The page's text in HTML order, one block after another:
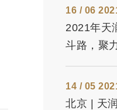
16 / 06
2021年天
斗路，聚
14 / 05
北京 | 天